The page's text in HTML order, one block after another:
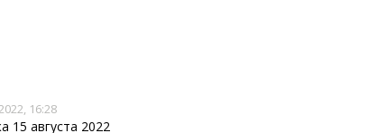
16:28
15 августа 2022